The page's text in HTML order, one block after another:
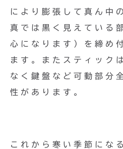
により膨張して真ん中
真では黒く見えている
心になります）を締め
ます。またスティック
なく鍵盤など可動部分
性があります。
これから寒い季節にな